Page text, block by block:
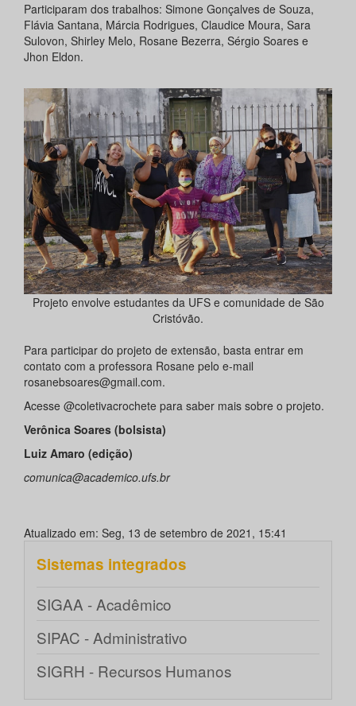
Participaram dos trabalhos: Simone Gonçalves de Souza,
Flávia Santana, Márcia Rodrigues, Claudice Moura, Sara
Sulovon, Shirley Melo, Rosane Bezerra, Sérgio Soares e
Jhon Eldon.
Projeto envolve estudantes da UFS e comunidade de São
Cristóvão.
Para participar do projeto de extensão, basta entrar em
contato com a professora Rosane pelo e-mail
rosanebsoares@gmail.com.
Acesse @coletivacrochete para saber mais sobre o projeto.
Verônica Soares (bolsista)
Luiz Amaro (edição)
comunica@academico.ufs.br
Atualizado em: Seg, 13 de setembro de 2021, 15:41
Sistemas integrados
SIGAA - Acadêmico
SIPAC - Administrativo
SIGRH - Recursos Humanos